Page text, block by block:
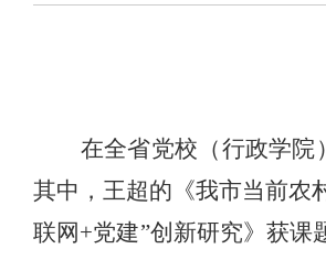
在全省党校（行政学
其中，王超的《我市当前农
联网+党建”创新研究》获课